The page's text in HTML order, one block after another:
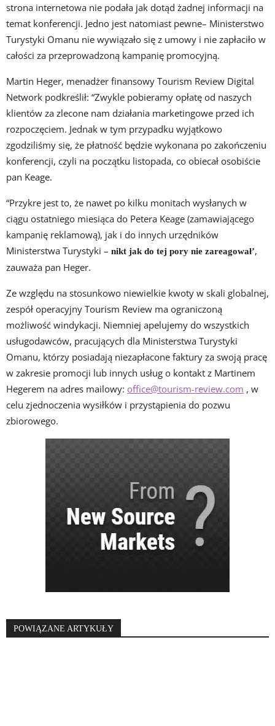
strona internetowa nie podała jak dotąd żadnej informacji na
temat konferencji. Jedno jest natomiast pewne– Ministerstwo
Turystyki Omanu nie wywiązało się z umowy i nie zapłaciło w
całości za przeprowadzoną kampanię promocyjną.
Martin Heger, menadżer finansowy Tourism Review Digital
Network podkreślił: “Zwykle pobieramy opłatę od naszych
klientów za zlecone nam działania marketingowe przed ich
rozpoczęciem. Jednak w tym przypadku wyjątkowo
zgodziliśmy się, że płatność będzie wykonana po zakończeniu
konferencji, czyli na początku listopada, co obiecał osobiście
pan Keage.
“Przykre jest to, że nawet po kilku monitach wysłanych w
ciągu ostatniego miesiąca do Petera Keage (zamawiającego
kampanię reklamową), jak i do innych urzędników
Ministerstwa Turystyki – nikt jak do tej pory nie zareagował’,
zauważa pan Heger.
Ze względu na stosunkowo niewielkie kwoty w skali globalnej,
zespół operacyjny Tourism Review ma ograniczoną
możliwość windykacji. Niemniej apelujemy do wszystkich
usługodawców, pracujących dla Ministerstwa Turystyki
Omanu, którzy posiadają niezapłacone faktury za swoją pracę
w zakresie promocji lub innych usług o kontakt z Martinem
Hegerem na adres mailowy: office@tourism-review.com , w
celu zjednoczenia wysiłków i przystąpienia do pozwu
zbiorowego.
POWIĄZANE ARTYKUŁY